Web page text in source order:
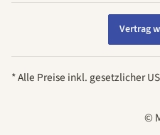
Vertrag
* Alle Preise inkl. gesetzlicher
©